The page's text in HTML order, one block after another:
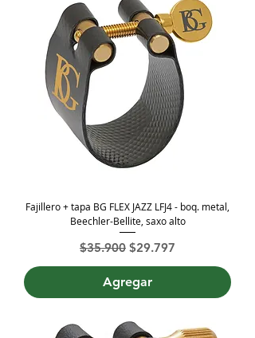
Fajillero + tapa BG FLEX JAZZ LFJ4 - boq. metal,
Beechler-Bellite, saxo alto
Precio
$35.900 Precio de oferta
$29.797
Agregar